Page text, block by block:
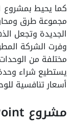
مجموعة طرق
الجديدة وتجعل
وفرت الشركة
مختلفة من
يستطيع شراء
أسعار تنافسية
مشروع